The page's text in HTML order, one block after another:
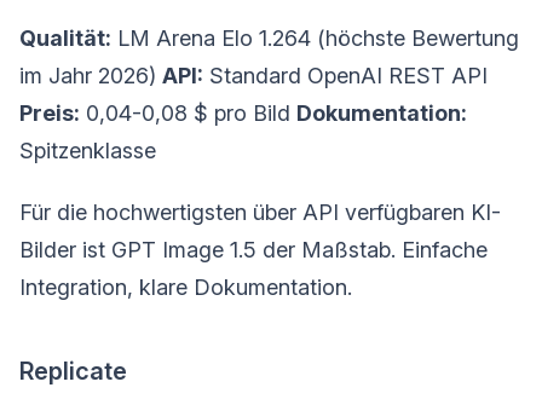
Qualität: LM Arena Elo 1.264 (höchste Bewertung
im Jahr 2026) API: Standard OpenAI REST API
Preis: 0,04-0,08 $ pro Bild Dokumentation:
Spitzenklasse
Für die hochwertigsten über API verfügbaren KI-
Bilder ist GPT Image 1.5 der Maßstab. Einfache
Integration, klare Dokumentation.
Replicate